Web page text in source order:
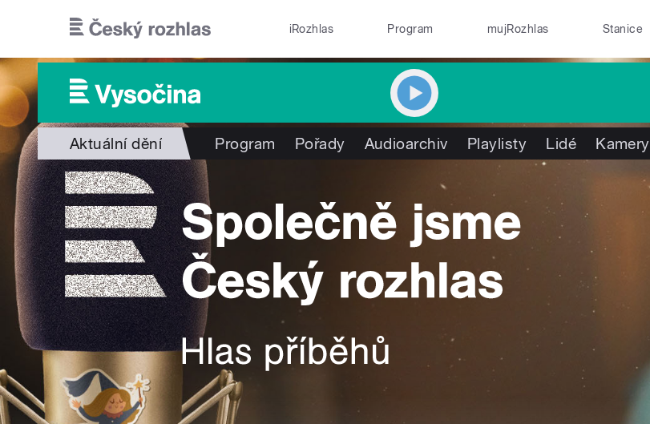
iRozhlas Program mujRozhlas Stanice
Aktuální dění Program Pořady Audioarchiv Playlisty Lidé Kamery